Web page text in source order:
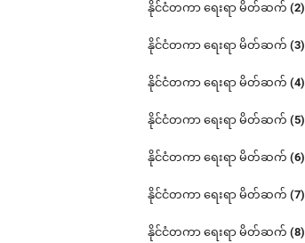
နိုင်ငံတကာ ရေးရာ မိတ်ဆက် (2)
နိုင်ငံတကာ ရေးရာ မိတ်ဆက် (3)
နိုင်ငံတကာ ရေးရာ မိတ်ဆက် (4)
နိုင်ငံတကာ ရေးရာ မိတ်ဆက် (5)
နိုင်ငံတကာ ရေးရာ မိတ်ဆက် (6)
နိုင်ငံတကာ ရေးရာ မိတ်ဆက် (7)
နိုင်ငံတကာ ရေးရာ မိတ်ဆက် (8)